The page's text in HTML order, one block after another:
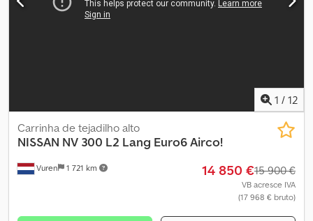
1 / 12
Vuren 1 721 km
Carrinha de tejadilho alto
NISSAN NV 300 L2 Lang Euro6 Airco!
14 850 €15 900 €
VB acresce IVA
(17 968 € bruto)